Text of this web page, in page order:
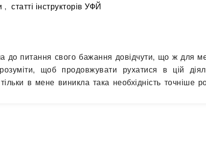
, статті інструкторів УФЙ
до питання свого бажання довідчути, що ж для
щоб продовжувати рухатися в цій
в мене виникла така необхідність точніше